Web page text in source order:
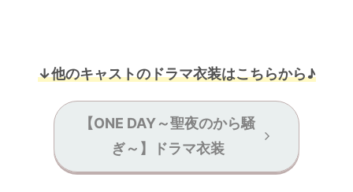
↓他のキャストのドラマ衣装はこちらから♪
【ONE DAY～聖夜のから騒
ぎ～】ドラマ衣装